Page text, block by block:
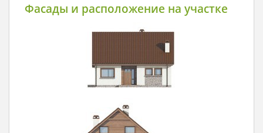
Фасады и расположение на участке